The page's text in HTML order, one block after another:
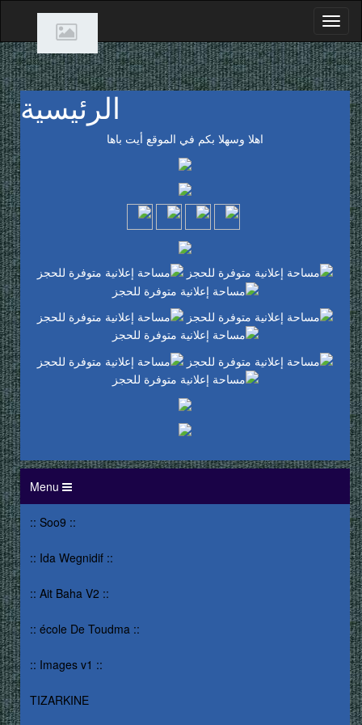
الرئيسية
اهلا وسهلا بكم في الموقع أيت باها
:: Soo9 ::
:: Ida Wegnidif ::
:: Ait Baha V2 ::
:: école De Toudma ::
:: Images v1 ::
TIZARKINE